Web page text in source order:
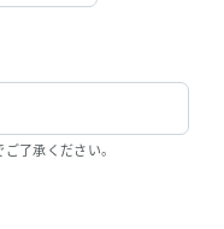
了承ください。